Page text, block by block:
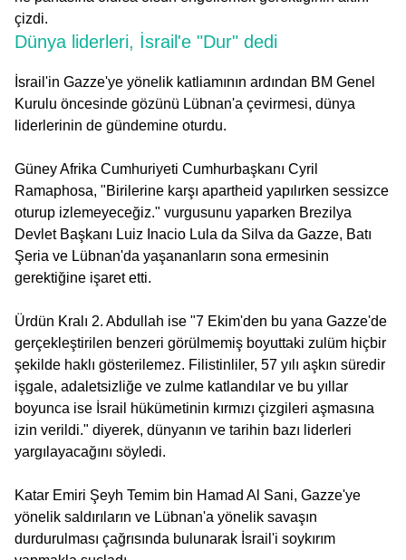
çizdi.
Dünya liderleri, İsrail'e "Dur" dedi
İsrail'in Gazze'ye yönelik katliamının ardından BM Genel
Kurulu öncesinde gözünü Lübnan'a çevirmesi, dünya
liderlerinin de gündemine oturdu.
Güney Afrika Cumhuriyeti Cumhurbaşkanı Cyril
Ramaphosa, "Birilerine karşı apartheid yapılırken sessizce
oturup izlemeyeceğiz." vurgusunu yaparken Brezilya
Devlet Başkanı Luiz Inacio Lula da Silva da Gazze, Batı
Şeria ve Lübnan'da yaşananların sona ermesinin
gerektiğine işaret etti.
Ürdün Kralı 2. Abdullah ise "7 Ekim'den bu yana Gazze'de
gerçekleştirilen benzeri görülmemiş boyuttaki zulüm hiçbir
şekilde haklı gösterilemez. Filistinliler, 57 yılı aşkın süredir
işgale, adaletsizliğe ve zulme katlandılar ve bu yıllar
boyunca ise İsrail hükümetinin kırmızı çizgileri aşmasına
izin verildi." diyerek, dünyanın ve tarihin bazı liderleri
yargılayacağını söyledi.
Katar Emiri Şeyh Temim bin Hamad Al Sani, Gazze'ye
yönelik saldırıların ve Lübnan'a yönelik savaşın
durdurulması çağrısında bulunarak İsrail'i soykırım